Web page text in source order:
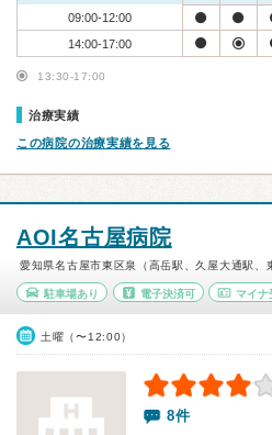
09:00-12:00
14:00-17:00
13:30-17:00
治療実績
この病院の治療実績を見る
AOI名古屋病院
愛知県名古屋市東区泉（高岳駅、久屋大通駅、
駐車場あり 電子決済可 マイナ
土曜（〜12:00）
8件